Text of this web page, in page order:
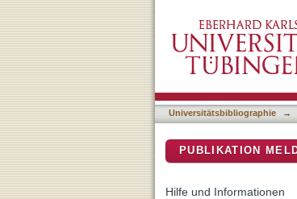
Aerothermal
2000 K
Universitätsbibliographie →
PUBLIKATION
Hilfe und Informationen